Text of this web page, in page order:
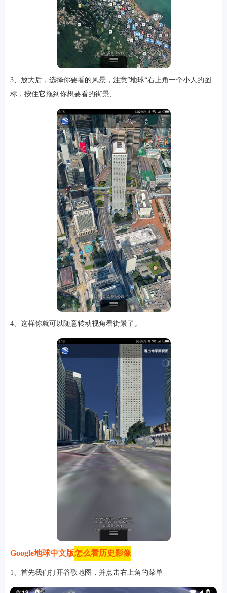
恋爱养成沙盒模组up主自制赛车竞速
冒险解谜街机格斗模拟经营音乐游戏单机游戏
影音播放 游戏辅助摄影美颜 办公商务旅游出行
考试学习AI软件健康运动生活购物地图导航
3、放大后，选择你要看的风景，注意”地球“右上角一个小人的图
标，按住它拖到你想要看的街景;
4、这样你就可以随意转动视角看街景了。
Google地球中文版怎么看历史影像
1、首先我们打开谷歌地图，并点击右上角的菜单